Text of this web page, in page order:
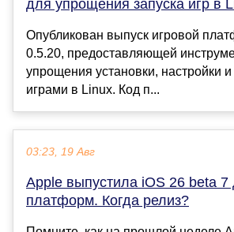
для упрощения запуска игр в
Опубликован выпуск игровой
0.5.20, предоставляющей
упрощения установки, настройки
играми в Linux. Код п...
03:23, 19 Авг
Apple выпустила iOS 26 beta 7
платформ. Когда релиз?